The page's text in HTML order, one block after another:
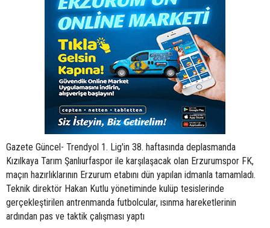
Gazete Güncel- Trendyol 1. Lig'in 38. haftasında deplasmanda
Kızılkaya Tarım Şanlıurfaspor ile karşılaşacak olan Erzurumspor FK,
maçın hazırlıklarının Erzurum etabını dün yapılan idmanla tamamladı.
Teknik direktör Hakan Kutlu yönetiminde kulüp tesislerinde
gerçekleştirilen antrenmanda futbolcular, ısınma hareketlerinin
ardından pas ve taktik çalışması yaptı